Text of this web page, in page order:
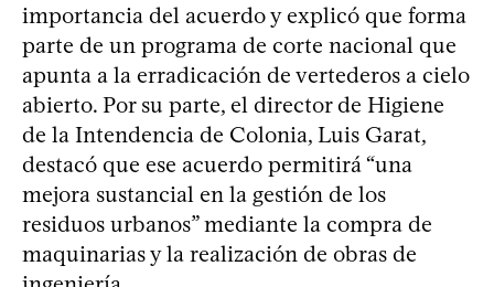
importancia del acuerdo y explicó que forma
parte de un programa de corte nacional que
apunta a la erradicación de vertederos a cielo
abierto. Por su parte, el director de Higiene
de la Intendencia de Colonia, Luis Garat,
destacó que ese acuerdo permitirá “una
mejora sustancial en la gestión de los
residuos urbanos” mediante la compra de
maquinarias y la realización de obras de